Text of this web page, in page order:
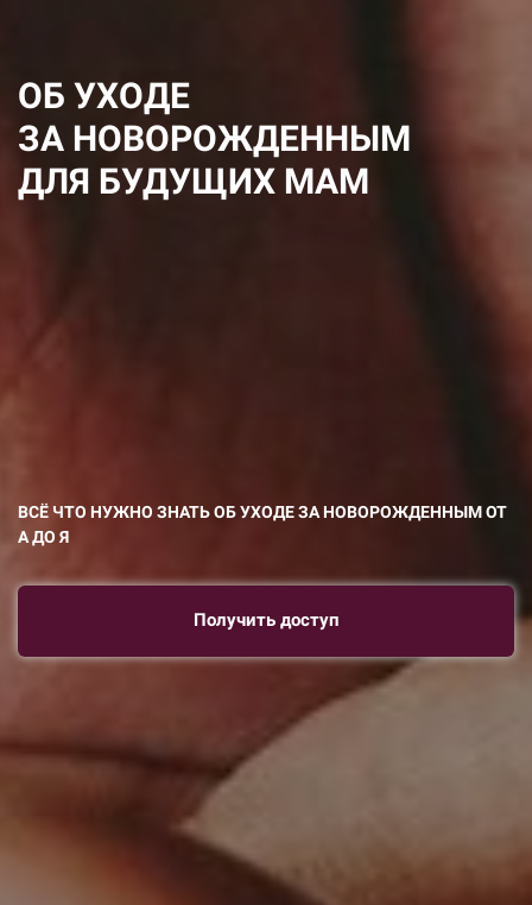
ОБ УХОДЕ
ЗА НОВОРОЖДЕННЫМ
ДЛЯ БУДУЩИХ МАМ
ВСЁ ЧТО НУЖНО ЗНАТЬ ОБ УХОДЕ ЗА НОВОРОЖДЕННЫМ ОТ
А ДО Я
Получить доступ